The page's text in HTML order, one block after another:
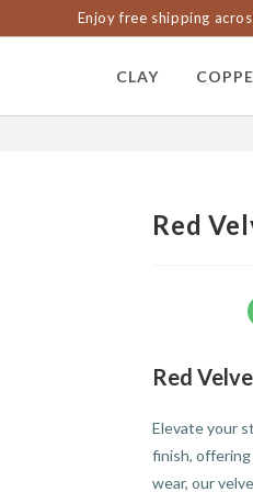
Enjoy free shipping
CLAY
Red
Red
Elevate your
finish,
wear, our